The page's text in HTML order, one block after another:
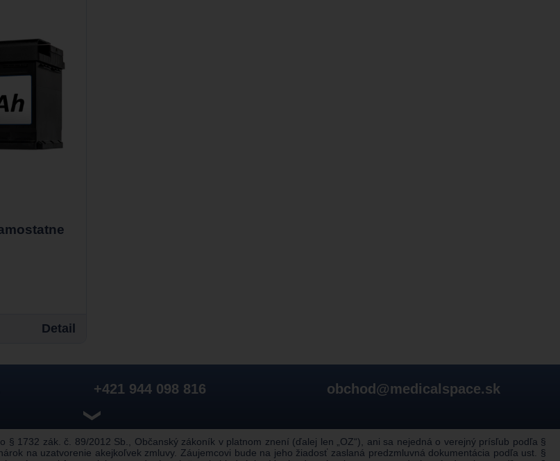
Detail
+421 944 098 816 obchod@medicalspace.sk
❯
1732 zák. č. 89/2012 Sb., Občanský zákoník v platnom znení (ďalej len „OZ“), ani sa nejedná o verejný prísľub podľa §
na uzatvorenie akejkoľvek zmluvy. Záujemcovi bude na jeho žiadosť zaslaná predzmluvná dokumentácia podľa ust. §